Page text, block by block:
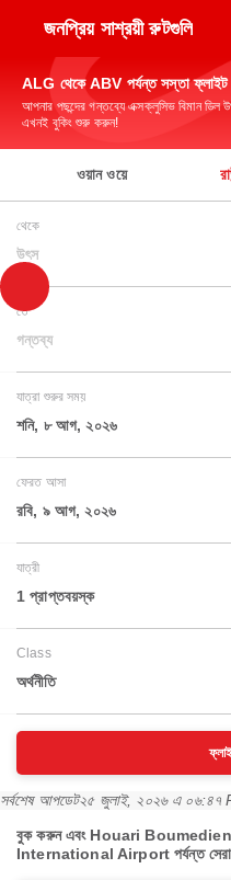
জনপ্রিয় সাশ্রয়ী রুটগুলি
ALG থেকে ABV পর্যন্ত সস্তা
আপনার পছন্দের গন্তব্যে এক্সক্লুসিভ বিমান
এখনই বুকিং শুরু করুন!
ওয়ান ওয়ে
থেকে
উৎস
তে
গন্তব্য
যাত্রা শুরুর সময়
শনি, ৮ আগ, ২০২৬
ফেরত আসা
রবি, ৯ আগ, ২০২৬
যাত্রী
1 প্রাপ্তবয়স্ক
Class
অর্থনীতি
সর্বশেষ আপডেট২৫ জুলাই, ২০২৬ এ ০৬:৪৭
বুক করুন এবং Houari
International Airport পর্যন্ত সেরা